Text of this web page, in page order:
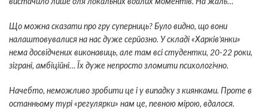
вистачило лише для локальних вдалих моментів. На жаль…
Що можна сказати про гру суперниць? Було видно, що вони
налаштовувалися на нас дуже серйозно. У складі «Харків’янки»
нема досвідчених виконавиць, але там всі студентки, 20-22 роки,
зіграні, амбіційні… Їх дуже непросто зломити психологічно.
Начебто, неможливо зробити це і у випадку з киянками. Проте в
останньому турі «регулярки» нам це, певною мірою, вдалося.